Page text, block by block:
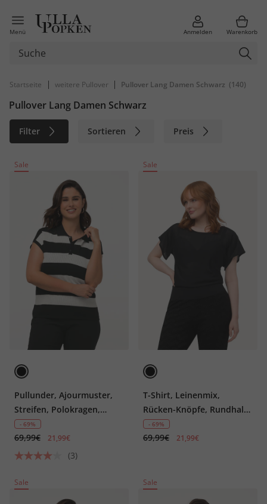
Menü Anmelden Warenkorb
Startseite | weitere Pullover | Pullover Lang Damen Schwarz (140)
Pullover Lang Damen Schwarz
Filter Sortieren Preis
Sale
Pullunder, Ajourmuster,
Streifen, Polokragen,
ärmellos
- 69%
69,99€ 21,99€
(3)
Sale
T-Shirt, Leinenmix,
Rücken-Knöpfe, Rundhals,
Halbarm
- 69%
69,99€ 21,99€
Sale Sale